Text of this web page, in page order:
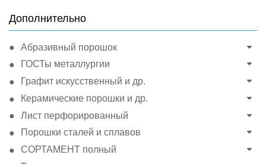
Дополнительно
Абразивный порошок
ГОСТы металлургии
Графит искусственный и др.
Керамические порошки и др.
Лист перфорированный
Порошки сталей и сплавов
СОРТАМЕНТ полный